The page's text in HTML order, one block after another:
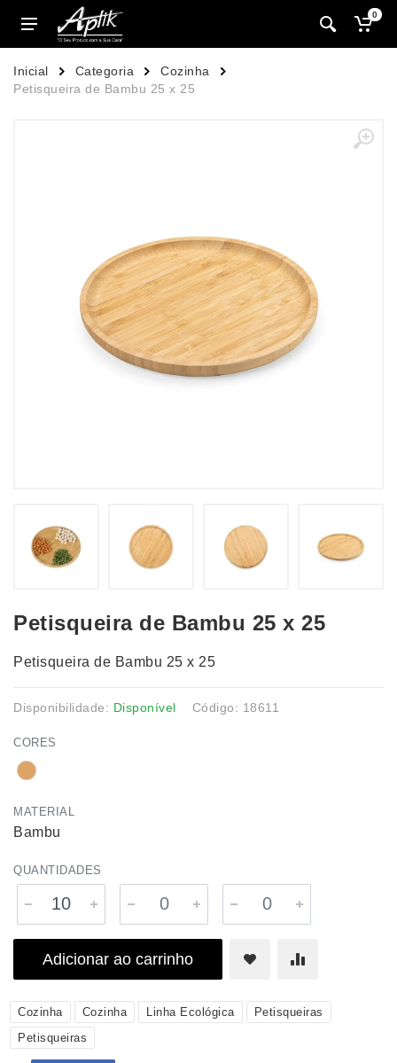
0
Inicial Categoria
Cozinha
Petisqueira de Bambu 25 x 25
Petisqueira de Bambu 25 x 25
Petisqueira de Bambu 25 x 25
Disponibilidade: Disponível Código: 18611
CORES
MATERIAL
Bambu
QUANTIDADES
Adicionar ao carrinho
Cozinha Cozinha Linha Ecológica
Petisqueiras
Petisqueiras